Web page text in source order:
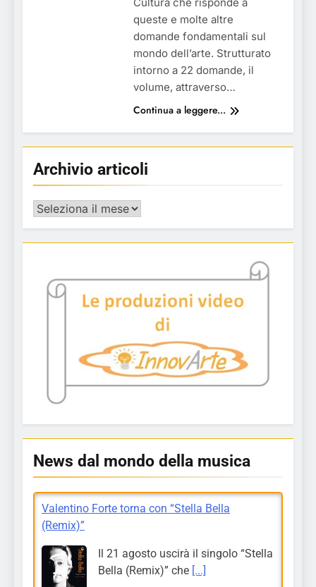
queste e molte altre
domande fondamentali sul
mondo dell’arte. Strutturato
intorno a 22 domande, il
volume, attraverso…
Continua a leggere...
Archivio articoli
Archivio
News dal mondo della musica
Valentino Forte torna con “Stella Bella
(Remix)”
Il 21 agosto uscirà il singolo “Stella
Bella (Remix)” che [...]